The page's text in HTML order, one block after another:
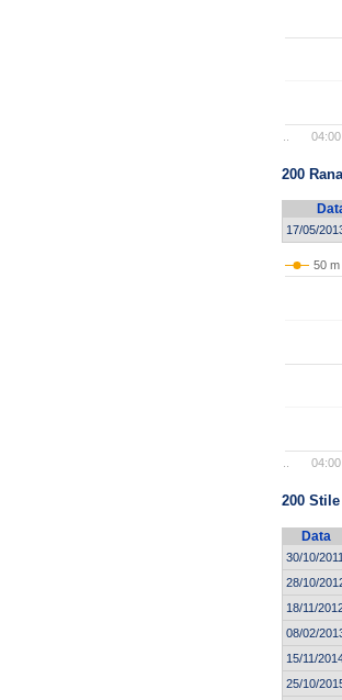
04:00
200 Rana
17/05/
50 m
04:00
200
Data
30/10/2011
28/10/
18/11/
08/02/
15/11/
25/10/